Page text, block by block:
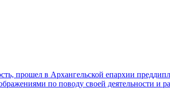
прошел в Архангельской епархии
по поводу своей деятельности и